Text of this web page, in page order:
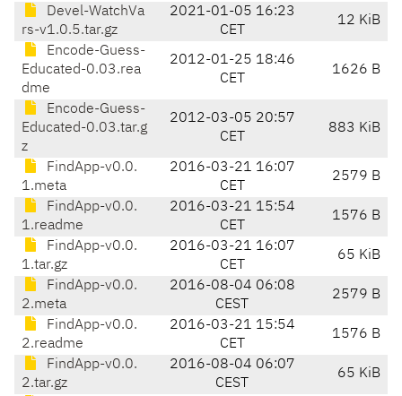
Devel-WatchVa
rs-v1.0.5.tar.gz
2021-01-05 16:23
CET
12 KiB
Encode-Guess-
Educated-0.03.rea
dme
2012-01-25 18:46
CET
1626 B
Encode-Guess-
Educated-0.03.tar.g
z
2012-03-05 20:57
CET
883 KiB
FindApp-v0.0.
1.meta
2016-03-21 16:07
CET
2579 B
FindApp-v0.0.
1.readme
2016-03-21 15:54
CET
1576 B
FindApp-v0.0.
1.tar.gz
2016-03-21 16:07
CET
65 KiB
FindApp-v0.0.
2.meta
2016-08-04 06:08
CEST
2579 B
FindApp-v0.0.
2.readme
2016-03-21 15:54
CET
1576 B
FindApp-v0.0.
2.tar.gz
2016-08-04 06:07
CEST
65 KiB